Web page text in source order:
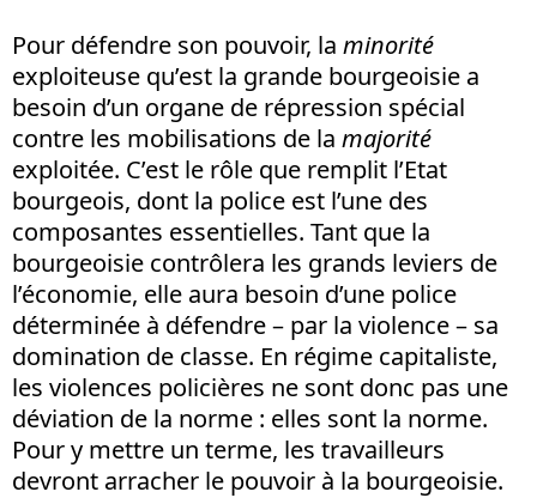
Pour défendre son pouvoir, la minorité
exploiteuse qu’est la grande bourgeoisie a
besoin d’un organe de répression spécial
contre les mobilisations de la majorité
exploitée. C’est le rôle que remplit l’Etat
bourgeois, dont la police est l’une des
composantes essentielles. Tant que la
bourgeoisie contrôlera les grands leviers de
l’économie, elle aura besoin d’une police
déterminée à défendre – par la violence – sa
domination de classe. En régime capitaliste,
les violences policières ne sont donc pas une
déviation de la norme : elles sont la norme.
Pour y mettre un terme, les travailleurs
devront arracher le pouvoir à la bourgeoisie.